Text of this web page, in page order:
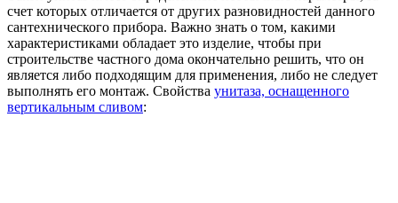
счет которых отличается от других разновидностей данного
сантехнического прибора. Важно знать о том, какими
характеристиками обладает это изделие, чтобы при
строительстве частного дома окончательно решить, что он
является либо подходящим для применения, либо не следует
выполнять его монтаж. Свойства унитаза, оснащенного
вертикальным сливом: